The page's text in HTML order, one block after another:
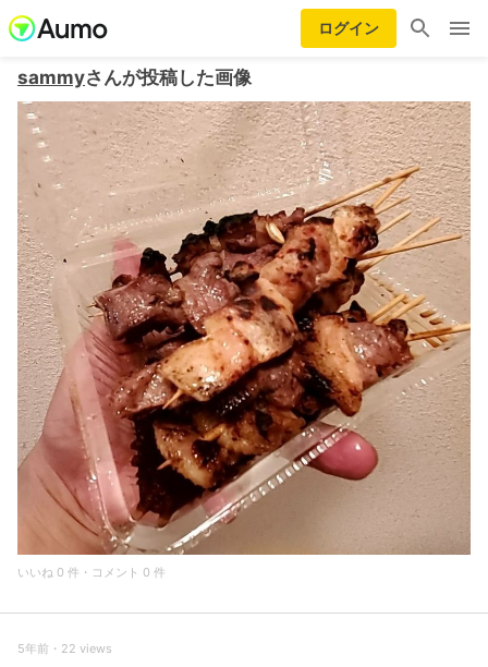
ログイン
sammyさんが投稿した画像
いいね 0 件・コメント 0 件
5年前・22 views